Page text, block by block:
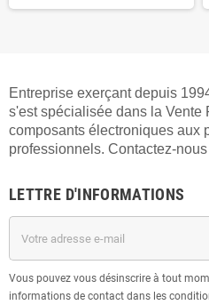
Entreprise exerçant depuis
s'est spécialisée dans la Vente
composants électroniques aux
professionnels. Contactez-nous
LETTRE D'INFORMATIONS
Vous pouvez vous désinscrire à tout
informations de contact dans les